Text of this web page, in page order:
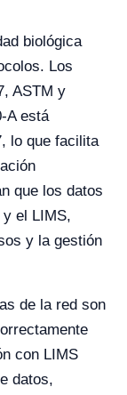
biológica
Los
ASTM y
A está
lo que facilita
que los datos
el LIMS,
y la gestión
de la red son
con LIMS
datos,